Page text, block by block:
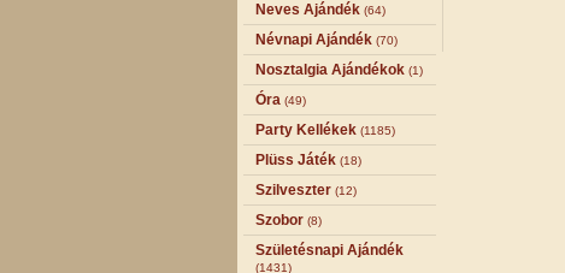
Neves Ajándék (64)
Névnapi Ajándék (70)
Nosztalgia Ajándékok (1)
Óra (49)
Party Kellékek (1185)
Plüss Játék (18)
Szilveszter (12)
Szobor (8)
Születésnapi Ajándék
(1431)